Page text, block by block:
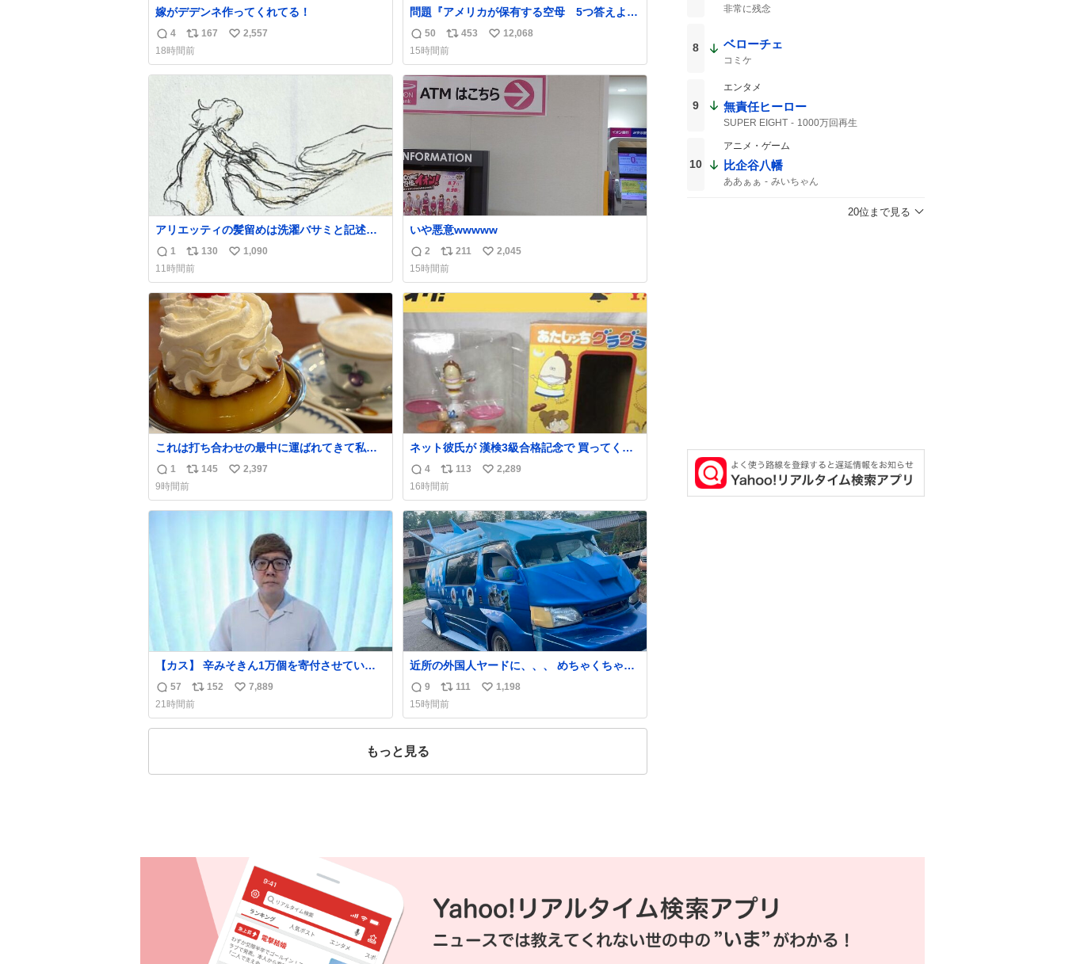
嫁がデデンネ作ってくれてる！
返
信
数
4
リ
ポ
ス
ト
数
167
い
ね
2,557
18時間前
問題『アメリカが保有する空母 5つ答えよ』
名倉「ホンマごめん、日本」
返
信
数
50
リ
ポ
ス
ト
数
453
い
ね
数
12,068
15時間前
アリエッティの髪留めは洗濯バサミと記述さ
れることが多いですが、もっと小さいプラス
チックのクリップです。 バネは使いやすいよ
うに強度を調整してあるはず。
返
信
数
1
リ
ポ
ス
ト
数
130
い
ね
数
1,090
11時間前
いや悪意wwwww
返
信
数
2
リ
ポ
ス
ト
211
い
ね
数
2,045
15時間前
これは打ち合わせの最中に運ばれてきて私の
理性を根こそぎ奪い去ったプリンの写真で
す。
返
信
数
1
リ
ポ
ス
145
い
ね
2,397
9時間前
ネット彼氏が 漢検3級合格記念で 買ってくれ
た.ᐟ.ᐟ🩵
返
信
数
4
リ
ポ
ス
ト
数
113
い
ね
数
2,289
16時間前
【カス】 辛みそきん1万個を寄付させていた
だきました
返
信
数
57
リ
ポ
ス
152
い
ね
7,889
21時間前
近所の外国人ヤードに、、、 めちゃくちゃ有
名車捨てられてました😭 外装ぼろぼろだ
し、、 中も何にも残ってないし、、 可哀想に
😢😢 今まで数十年お疲れ様でした、、 #バニ
ング #当時 #廃車 #勿体無い
返
信
数
9
リ
ポ
ス
111
い
ね
1,198
15時間前
もっと見る
非常に残念
8 ベローチェ
コミケ
9
エンタメ
無責任ヒーロー
SUPER EIGHT 1000万回再生
10
アニメ・ゲーム
比企谷八幡
ああぁぁ みいちゃん
20位まで見る